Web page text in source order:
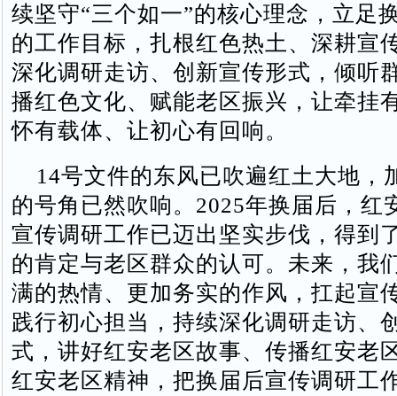
续坚守“三个如一”的核心理念，立足
的工作目标，扎根红色热土、深耕宣
深化调研走访、创新宣传形式，倾听
播红色文化、赋能老区振兴，让牵挂
怀有载体、让初心有回响。
14号文件的东风已吹遍红土大地，
的号角已然吹响。2025年换届后，红
宣传调研工作已迈出坚实步伐，得到
的肯定与老区群众的认可。未来，我
满的热情、更加务实的作风，扛起宣
践行初心担当，持续深化调研走访、
式，讲好红安老区故事、传播红安老
红安老区精神，把换届后宣传调研工